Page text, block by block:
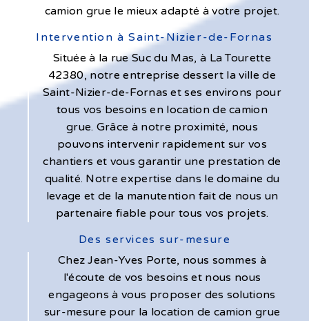
camion grue le mieux adapté à votre projet.
Intervention à Saint-Nizier-de-Fornas
Située à la rue Suc du Mas, à La Tourette
42380, notre entreprise dessert la ville de
Saint-Nizier-de-Fornas et ses environs pour
tous vos besoins en location de camion
grue. Grâce à notre proximité, nous
pouvons intervenir rapidement sur vos
chantiers et vous garantir une prestation de
qualité. Notre expertise dans le domaine du
levage et de la manutention fait de nous un
partenaire fiable pour tous vos projets.
Des services sur-mesure
Chez Jean-Yves Porte, nous sommes à
l'écoute de vos besoins et nous nous
engageons à vous proposer des solutions
sur-mesure pour la location de camion grue